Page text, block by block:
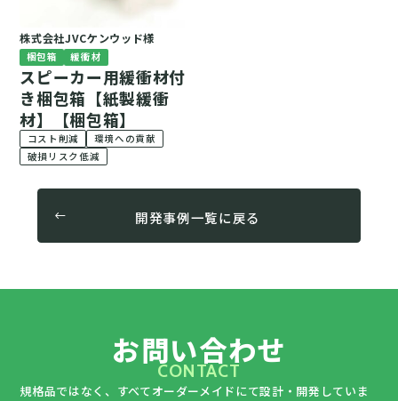
株式会社JVCケンウッド様
梱包箱 緩衝材
スピーカー用緩衝材付
き梱包箱【紙製緩衝
材】【梱包箱】
コスト削減
環境への貢献
破損リスク低減
開発事例一覧に戻る
お問い合わせ
CONTACT
規格品ではなく、すべてオーダーメイドにて設計・開発していま